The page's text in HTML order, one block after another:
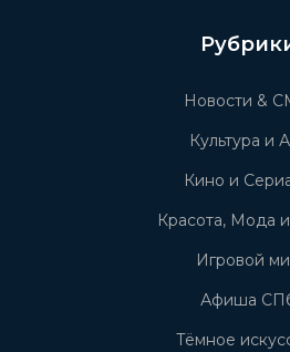
Новости &
Культура и
Кино и
Красота, Мода
Игровой
Афиша
Тёмное